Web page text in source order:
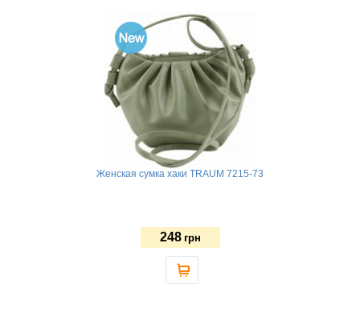
Женская сумка хаки TRAUM 7215-73
248 грн